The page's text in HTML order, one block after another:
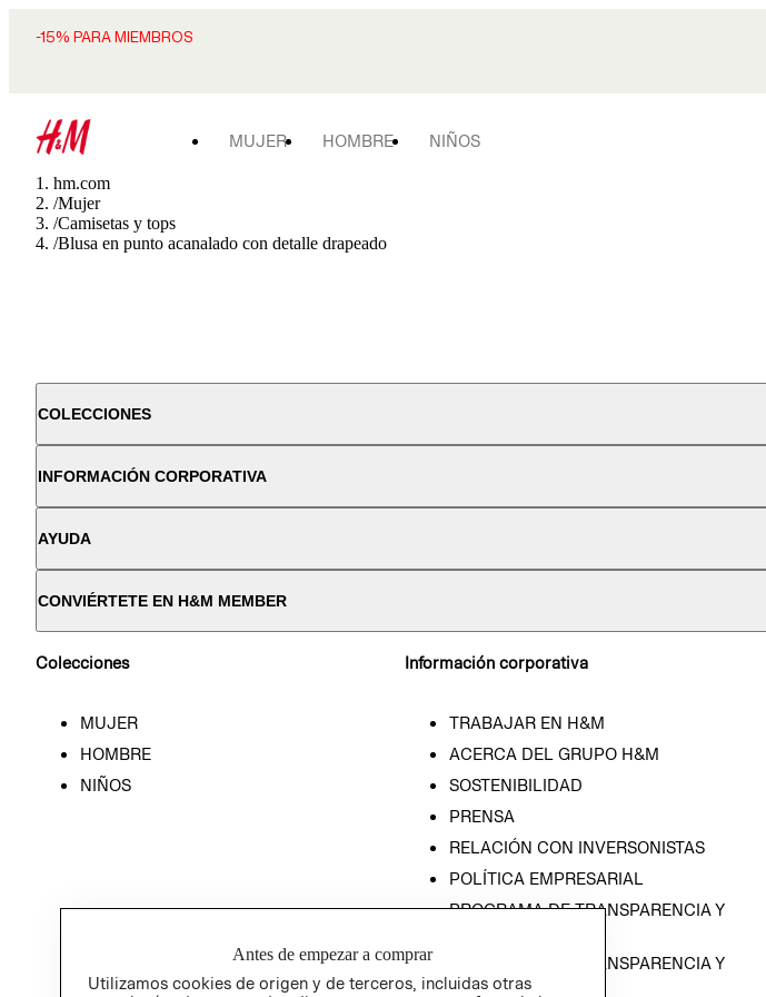
-15% PARA MIEMBROS
MUJER HOMBRE NIÑOS
hm.com
/Mujer
/Camisetas y tops
/Blusa en punto acanalado con detalle drapeado
COLECCIONES
INFORMACIÓN CORPORATIVA
AYUDA
CONVIÉRTETE EN H&M MEMBER
Colecciones
MUJER
HOMBRE
NIÑOS
Información corporativa
TRABAJAR EN H&M
ACERCA DEL GRUPO H&M
SOSTENIBILIDAD
PRENSA
RELACIÓN CON INVERSONISTAS
POLÍTICA EMPRESARIAL
PROGRAMA DE TRANSPARENCIA Y
PROGRAMA DE TRANSPARENCIA Y
ÉTICA (INGLÉS)
Antes de empezar a comprar
Utilizamos cookies de origen y de terceros, incluidas otras